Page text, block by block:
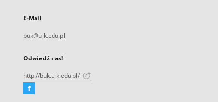
E-Mail
buk@ujk.edu.pl
Odwiedź nas!
http://buk.ujk.edu.pl/
Facebook